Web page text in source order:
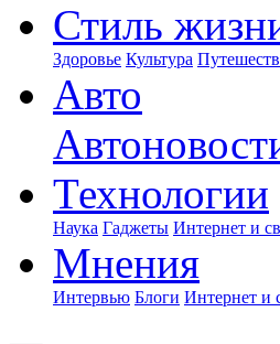
Стиль
Здоровье Культура
Авто
Технологии
Наука Гаджеты Интернет и
Мнения
Интервью Блоги Интернет и